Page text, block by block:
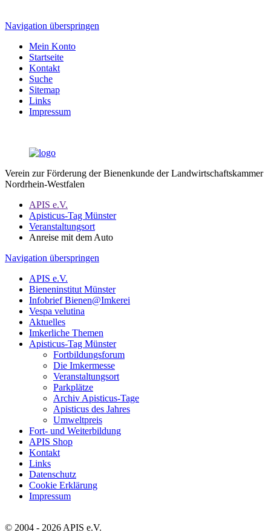
Navigation überspringen
Mein Konto
Startseite
Kontakt
Suche
Sitemap
Links
Impressum
Verein zur Förderung der Bienenkunde der Landwirtschaftskammer
Nordrhein-Westfalen
APIS e.V.
Apisticus-Tag Münster
Veranstaltungsort
Anreise mit dem Auto
Navigation überspringen
APIS e.V.
Bieneninstitut Münster
Infobrief Bienen@Imkerei
Vespa velutina
Aktuelles
Imkerliche Themen
Apisticus-Tag Münster
Fortbildungsforum
Die Imkermesse
Veranstaltungsort
Parkplätze
Archiv Apisticus-Tage
Apisticus des Jahres
Umweltpreis
Fort- und Weiterbildung
APIS Shop
Kontakt
Links
Datenschutz
Cookie Erklärung
Impressum
© 2004 - 2026 APIS e.V.